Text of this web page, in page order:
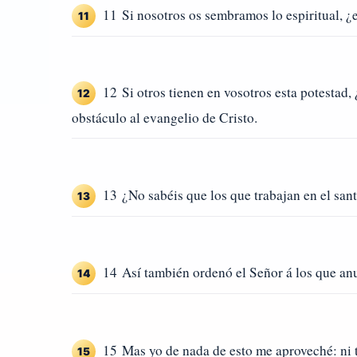
11 11 Si nosotros os sembramos lo espiritual,
12
12 Si otros tienen en vosotros esta
obstáculo al evangelio de Cristo.
13 13 ¿No sabéis que los que trabajan en el
14 14 Así también ordenó el Señor á los que
15 15 Mas yo de nada de esto me aproveché: